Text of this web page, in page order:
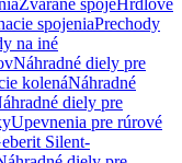
Zvárané spojeHrdlové
spojeniaPrechody
na iné
Náhradné diely pre
kolenáNáhradné
diely pre
Upevnenia pre rúrové
Silent-